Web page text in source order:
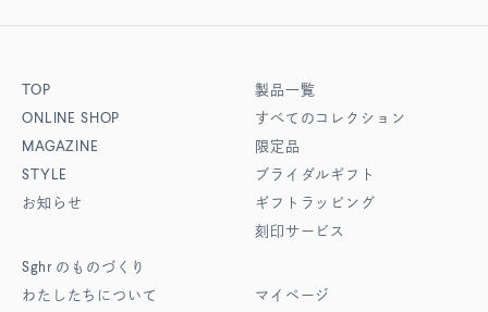
TOP
ONLINE SHOP
MAGAZINE
STYLE
お知らせ
Sghr のものづくり
わたしたちについて
製品一覧
すべてのコレクション
限定品
ブライダルギフト
ギフトラッピング
刻印サービス
マイページ